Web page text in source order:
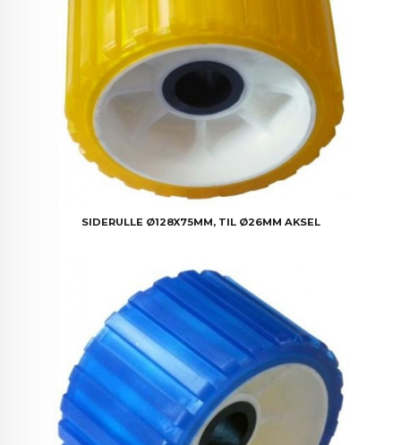
SIDERULLE Ø128X75MM, TIL Ø26MM AKSEL